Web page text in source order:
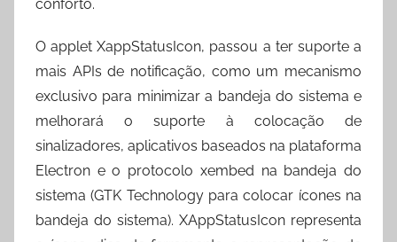
conforto.
O applet XappStatusIcon, passou a ter suporte a
mais APIs de notificação, como um mecanismo
exclusivo para minimizar a bandeja do sistema e
melhorará o suporte à colocação de
sinalizadores, aplicativos baseados na plataforma
Electron e o protocolo xembed na bandeja do
sistema (GTK Technology para colocar ícones na
bandeja do sistema). XAppStatusIcon representa